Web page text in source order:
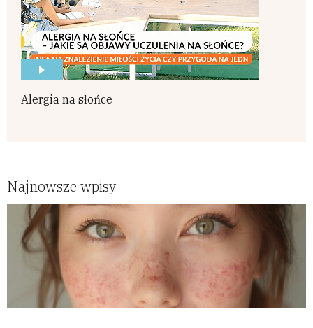
Alergia na słońce
Najnowsze wpisy